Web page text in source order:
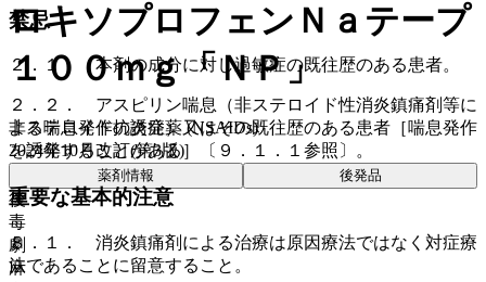
禁忌
２．１． 本剤の成分に対し過敏症の既往歴のある患者。
２．２． アスピリン喘息（非ステロイド性消炎鎮痛剤等に
よる喘息発作の誘発）又はその既往歴のある患者［喘息発作
を誘発することがある］〔９．１．１参照〕。
重要な基本的注意
８．１． 消炎鎮痛剤による治療は原因療法ではなく対症療
法であることに留意すること。
ロキソプロフェンＮａテープ
１００ｍｇ「ＮＰ」
非ステロイド抗炎症薬 (NSAIDs)
2024年10月改訂(第3版)
薬剤情報 後発品
後
毒
劇
麻